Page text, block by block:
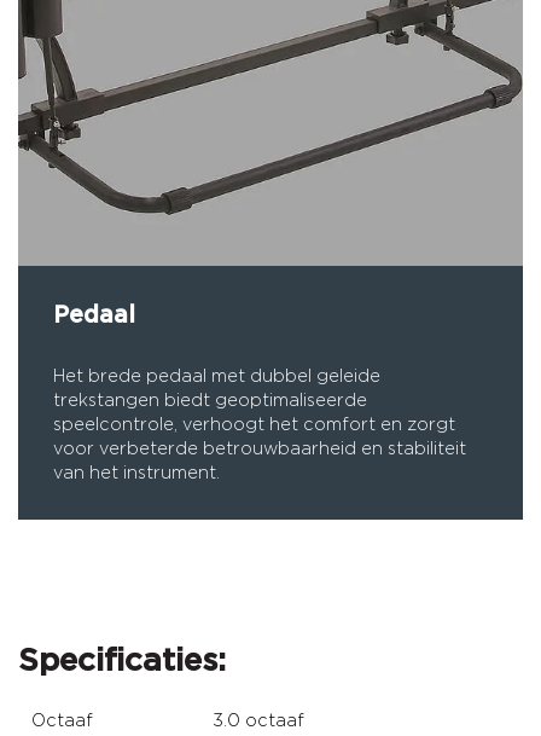
Pedaal
Het brede pedaal met dubbel geleide
trekstangen biedt geoptimaliseerde
speelcontrole, verhoogt het comfort en zorgt
voor verbeterde betrouwbaarheid en stabiliteit
van het instrument.
Specificaties:
Octaaf 3.0 octaaf